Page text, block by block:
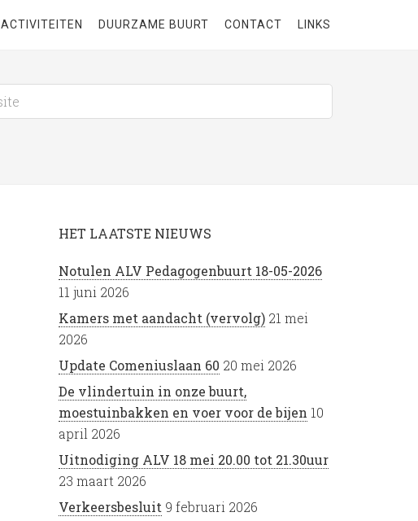
ACTIVITEITEN DUURZAME BUURT CONTACT LINKS
HET LAATSTE NIEUWS
Notulen ALV Pedagogenbuurt 18-05-2026
11 juni 2026
Kamers met aandacht (vervolg) 21 mei
2026
Update Comeniuslaan 60 20 mei 2026
De vlindertuin in onze buurt,
moestuinbakken en voer voor de bijen 10
april 2026
Uitnodiging ALV 18 mei 20.00 tot 21.30uur
23 maart 2026
Verkeersbesluit 9 februari 2026